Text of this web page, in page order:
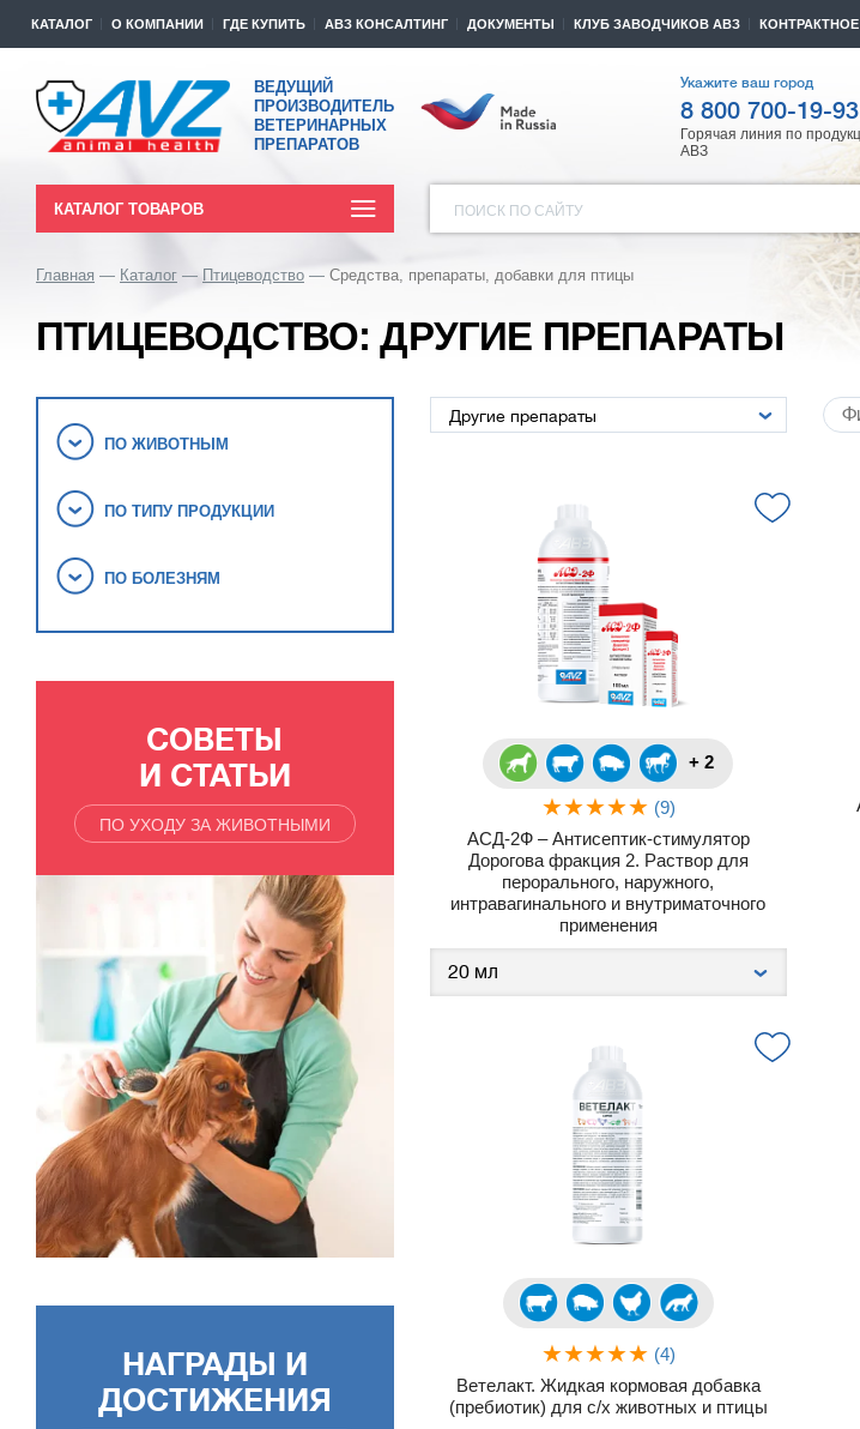
КАТАЛОГ О КОМПАНИИ ГДЕ КУПИТЬ АВЗ КОНСАЛТИНГ ДОКУМЕНТЫ КЛУБ ЗАВОДЧИКОВ АВЗ
ВЕДУЩИЙ
ПРОИЗВОДИТЕЛЬ
ВЕТЕРИНАРНЫХ
ПРЕПАРАТОВ
Укажите ваш город
8 800 700-19-93
Горячая линия по
АВЗ
КАТАЛОГ ТОВАРОВ ПОИСК ПО САЙТУ
Главная Каталог Птицеводство Средства, препараты, добавки для птицы
ПТИЦЕВОДСТВО: ДРУГИЕ ПРЕПАРАТЫ
ПО ЖИВОТНЫМ
ПО ТИПУ ПРОДУКЦИИ
ПО БОЛЕЗНЯМ
СОВЕТЫ
И СТАТЬИ
ПО УХОДУ ЗА ЖИВОТНЫМИ
НАГРАДЫ И
ДОСТИЖЕНИЯ
+ 2
(9)
АСД-2Ф – Антисептик-стимулятор
Дорогова фракция 2. Раствор для
перорального, наружного,
интравагинального и внутриматочного
применения
(4)
Ветелакт. Жидкая кормовая добавка
(пребиотик) для с/х животных и птицы